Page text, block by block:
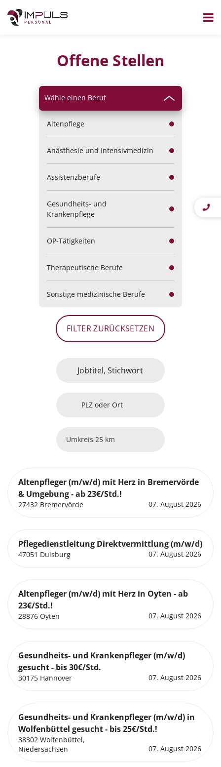
Offene Stellen
FILTER ZURÜCKSETZEN
Altenpflege
Anästhesie und Intensivmedizin
Assistenzberufe
Gesundheits- und
Krankenpflege
OP-Tätigkeiten
Therapeutische Berufe
Sonstige medizinische Berufe
PLZ oder Ort
25 km
Altenpfleger (m/w/d) mit Herz in Bremervörde
& Umgebung - ab 23€/Std.!
27432 Bremervörde 07. August 2026
Pflegedienstleitung Direktvermittlung (m/w/d)
47051 Duisburg 07. August 2026
Altenpfleger (m/w/d) mit Herz in Oyten - ab
23€/Std.!
28876 Oyten 07. August 2026
Gesundheits- und Krankenpfleger (m/w/d)
gesucht - bis 30€/Std.
30175 Hannover 07. August 2026
Gesundheits- und Krankenpfleger (m/w/d) in
Wolfenbüttel gesucht - bis 25€/Std.!
38302 Wolfenbüttel,
Niedersachsen
07. August 2026